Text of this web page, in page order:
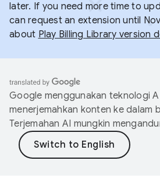
later. If you need more time to
can request an extension until
about Play Billing Library version
Google menggunakan teknologi
menerjemahkan konten ke dalam
Terjemahan AI mungkin